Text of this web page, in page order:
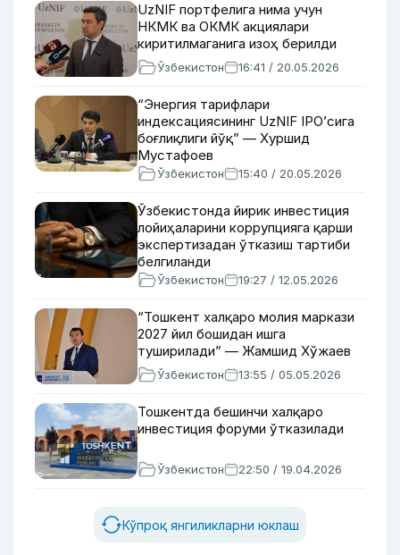
UzNIF портфелига нима учун
НКМК ва ОКМК акциялари
киритилмаганига изоҳ берилди
Ўзбекистон 16:41 / 20.05.2026
“Энергия тарифлари
индексациясининг UzNIF IPO’сига
боғлиқлиги йўқ” — Хуршид
Мустафоев
Ўзбекистон 15:40 / 20.05.2026
Ўзбекистонда йирик инвестиция
лойиҳаларини коррупцияга қарши
экспертизадан ўтказиш тартиби
белгиланди
Ўзбекистон 19:27 / 12.05.2026
“Тошкент халқаро молия маркази
2027 йил бошидан ишга
туширилади” — Жамшид Хўжаев
Ўзбекистон 13:55 / 05.05.2026
Тошкентда бешинчи халқаро
инвестиция форуми ўтказилади
Ўзбекистон 22:50 / 19.04.2026
Кўпроқ янгиликларни юклаш